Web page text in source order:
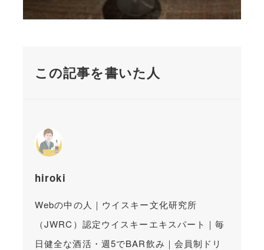
この記事を書いた人
hiroki
Webの中の人｜ウイスキー文化研究所
（JWRC）認定ウイスキーエキスパート｜毎
日健全な酒活・週5でBAR飲み｜会員制ドリ